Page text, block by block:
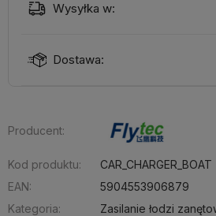
Wysyłka w:
Dostawa:
Producent:
Kod produktu:
CAR_CHARGER_BOAT
EAN:
5904553906879
Kategoria:
Zasilanie łodzi